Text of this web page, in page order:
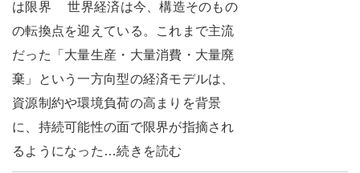
は限界 世界経済は今、構造そのもの
の転換点を迎えている。これまで主流
だった「大量生産・大量消費・大量廃
棄」という一方向型の経済モデルは、
資源制約や環境負荷の高まりを背景
に、持続可能性の面で限界が指摘され
るようになった…続きを読む